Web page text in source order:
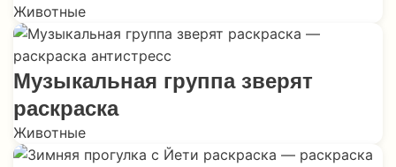
Животные
Музыкальная группа зверят
раскраска
Животные